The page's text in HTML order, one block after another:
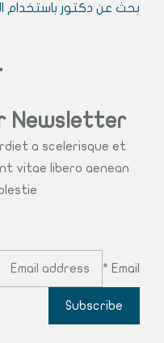
بحث عن دكتور باستخدام
Newsletter
a scelerisque et
vitae libero aenean
molestie.
Email
*
Subscribe